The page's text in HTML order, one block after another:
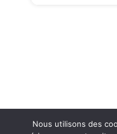
Nous utilisons des